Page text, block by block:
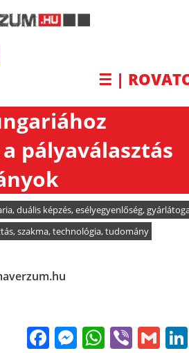
☰ |
pályaválasztás
,duális képzés,esélyegyenlőség,
,szakma,technológia,tudomány
FacebookViber